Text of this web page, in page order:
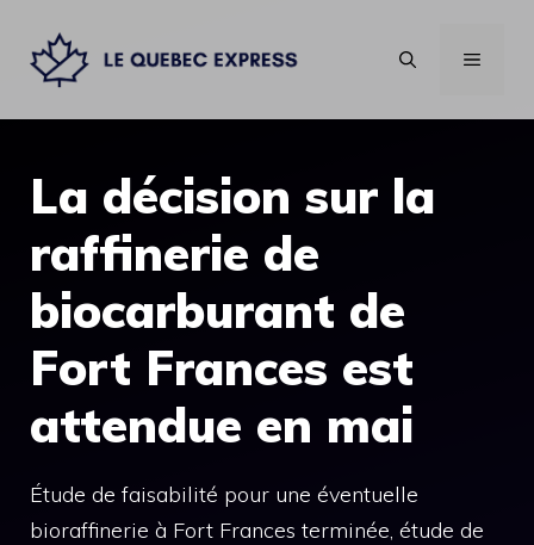
contenu
MENU
La décision sur la
raffinerie de
biocarburant de
Fort Frances est
attendue en mai
Étude de faisabilité pour une éventuelle
bioraffinerie à Fort Frances terminée, étude de